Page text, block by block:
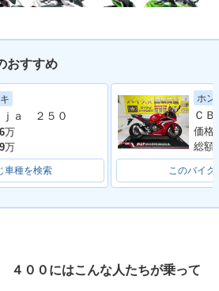
カラーチェンジ
KRT Edition・マイ
ナーチェンジ
おすすめ
ｊａ ２５０
万
万
車種を検索
ホン
価格:
総額:
このバイク
４００にはこんな人たちが乗って